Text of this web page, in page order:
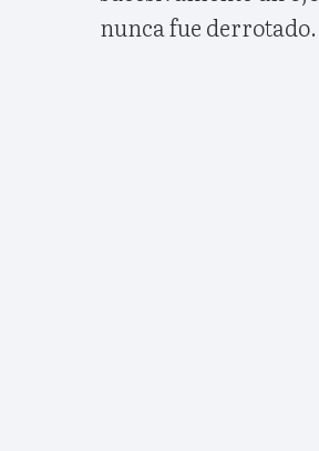
nunca fue derrotado.